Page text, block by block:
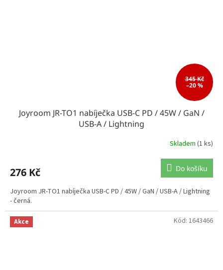
345 Kč
–20 %
Joyroom JR-TO1 nabíječka USB-C PD / 45W / GaN /
USB-A / Lightning
Skladem (1 ks)
276 Kč Do košíku
Joyroom JR-TO1 nabíječka USB-C PD / 45W / GaN / USB-A / Lightning
- černá.
Akce Kód: 1643466